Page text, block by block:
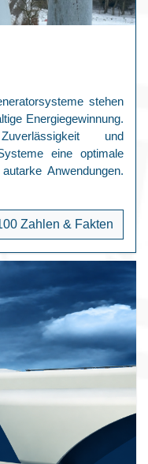
stehen
Energiegewinnung.
und
eine optimale
Anwendungen.
Zahlen & Fakten